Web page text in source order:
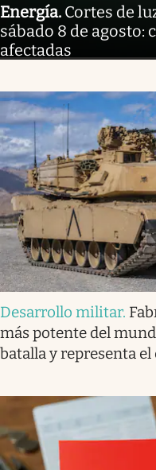
Energía. Cortes de
sábado 8 de agosto:
afectadas
Desarrollo militar.
más potente del
batalla y representa